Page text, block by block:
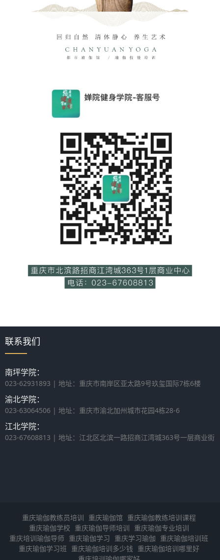
联系我们
南坪学院：
023-62931893 | 地址：重庆市南岸区亚太路9号玖玺国际7栋6楼
渝北学院：
023-63064506 | 地址：重庆市渝北加州城市花园4栋28-6
江北学院：
023-67608813 | 地址：江北区北滨一路招商江湾城363号一层商业街
重庆瑜伽教练员培训 重庆瑜伽馆 重庆瑜伽教练培训课程
重庆瑜伽学校 重庆瑜伽导师培训 重庆瑜伽专业培训
重庆培训瑜伽导师 重庆瑜伽学习 重庆学习瑜伽 重庆瑜伽培训班
重庆瑜伽学习班 重庆瑜伽培训多少钱 重庆瑜伽培训哪里好